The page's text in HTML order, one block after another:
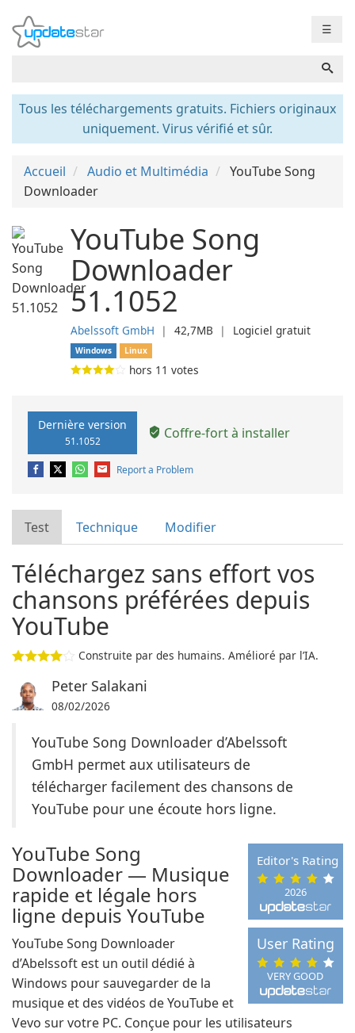
☰
Tous les téléchargements gratuits. Fichiers originaux
uniquement. Virus vérifié et sûr.
Accueil Audio et Multimédia
YouTube Song
Downloader
YouTube Song
Downloader
51.1052
Abelssoft GmbH ❘ 42,7MB ❘ Logiciel gratuit
Windows Linux
hors 11 votes
Dernière version
51.1052 Coffre-fort à installer
Report a Problem
Test Technique Modifier
Téléchargez sans effort vos
chansons préférées depuis
YouTube
Construite par des humains. Amélioré par l’IA.
Peter Salakani
08/02/2026
YouTube Song Downloader d’Abelssoft
GmbH permet aux utilisateurs de
télécharger facilement des chansons de
YouTube pour une écoute hors ligne.
2026
Editor's Rating
VERY GOOD
User Rating
YouTube Song
Downloader — Musique
rapide et légale hors
ligne depuis YouTube
YouTube Song Downloader
d’Abelssoft est un outil dédié à
Windows pour sauvegarder de la
musique et des vidéos de YouTube et
Vevo sur votre PC. Conçue pour les utilisateurs